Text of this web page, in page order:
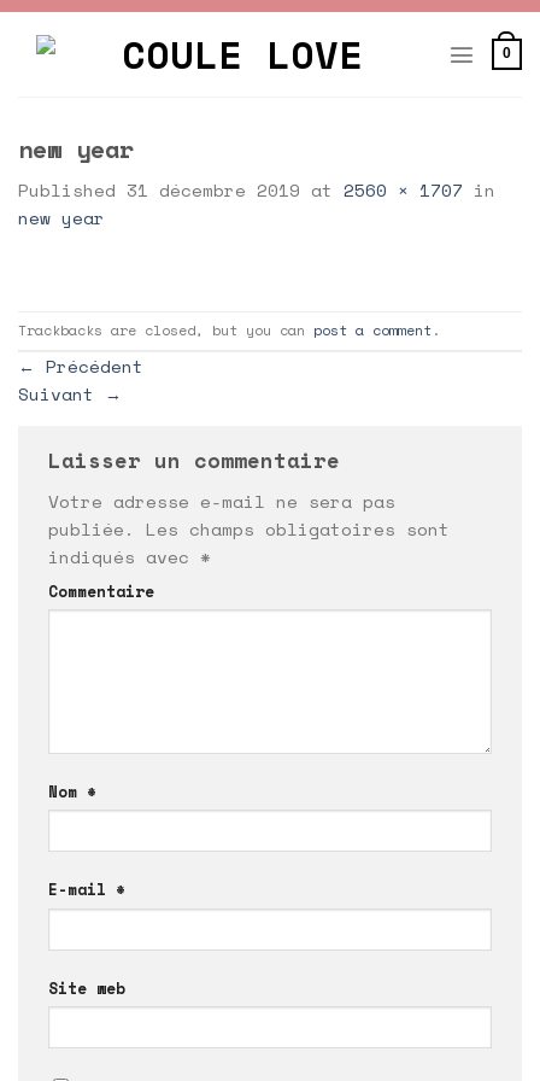
0
new year
Published 31 décembre 2019 at 2560 × 1707 in
new year
Trackbacks are closed, but you can post a comment.
← Précédent
Suivant →
Laisser un commentaire
Votre adresse e-mail ne sera pas
publiée.
Les champs obligatoires sont
indiqués avec *
Commentaire
Nom *
E-mail *
Site web